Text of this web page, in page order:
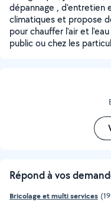
dépannage , d'entretien
climatiques et propose
pour chauffer l'air et
public ou chez les
Répond à vos
Bricolage et multi services